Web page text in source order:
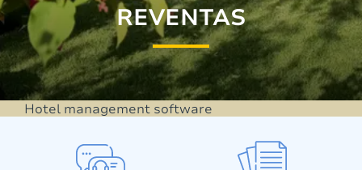
REVENTAS
Hotel management software